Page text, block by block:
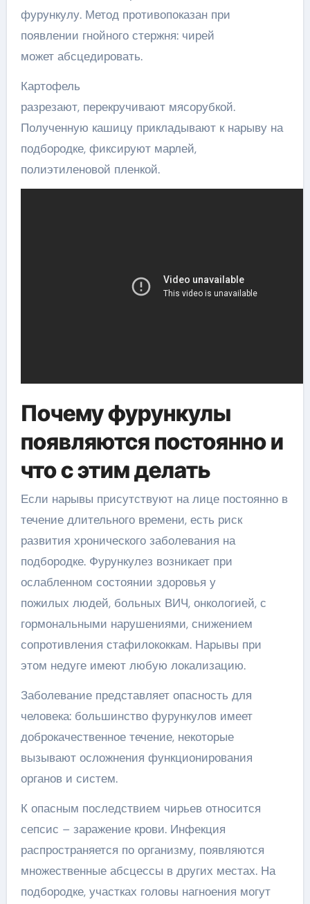
фурункулу. Метод противопоказан при
появлении гнойного стержня: чирей
может абсцедировать.
Картофель
разрезают, перекручивают мясорубкой.
Полученную кашицу прикладывают к нарыву на
подбородке, фиксируют марлей,
полиэтиленовой пленкой.
Почему фурункулы
появляются постоянно и
что с этим делать
Если нарывы присутствуют на лице постоянно в
течение длительного времени, есть риск
развития хронического заболевания на
подбородке. Фурункулез возникает при
ослабленном состоянии здоровья у
пожилых людей, больных ВИЧ, онкологией, с
гормональными нарушениями, снижением
сопротивления стафилококкам. Нарывы при
этом недуге имеют любую локализацию.
Заболевание представляет опасность для
человека: большинство фурункулов имеет
доброкачественное течение, некоторые
вызывают осложнения функционирования
органов и систем.
К опасным последствием чирьев относится
сепсис – заражение крови. Инфекция
распространяется по организму, появляются
множественные абсцессы в других местах. На
подбородке, участках головы нагноения могут